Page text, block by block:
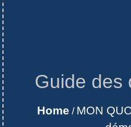
Guide des
Home / MON